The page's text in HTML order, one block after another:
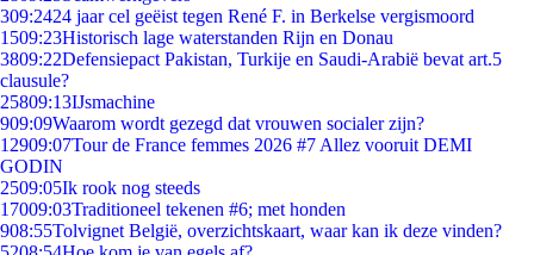
309:2424 jaar cel geëist tegen René F. in Berkelse vergismoord
1509:23Historisch lage waterstanden Rijn en Donau
3809:22Defensiepact Pakistan, Turkije en Saudi-Arabië bevat art.5
clausule?
25809:13IJsmachine
909:09Waarom wordt gezegd dat vrouwen socialer zijn?
12909:07Tour de France femmes 2026 #7 Allez vooruit DEMI
GODIN
2509:05Ik rook nog steeds
17009:03Traditioneel tekenen #6; met honden
908:55Tolvignet België, overzichtskaart, waar kan ik deze vinden?